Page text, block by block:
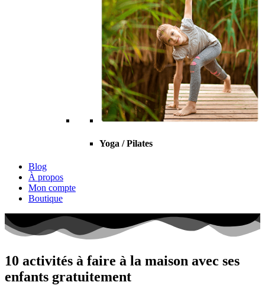
Yoga / Pilates
Blog
À propos
Mon compte
Boutique
10 activités à faire à la maison avec ses
enfants gratuitement